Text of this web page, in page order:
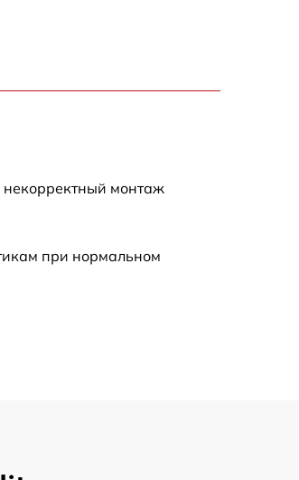
некорректный монтаж
при нормальном